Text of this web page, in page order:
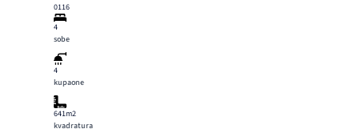
0116
4
sobe
4
kupaone
641m2
kvadratura